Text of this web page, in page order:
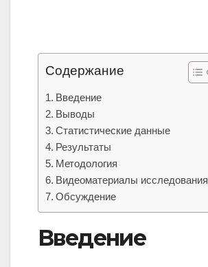
Содержание
Введение
Выводы
Статистические данные
Результаты
Методология
Видеоматериалы исследования
Обсуждение
Введение